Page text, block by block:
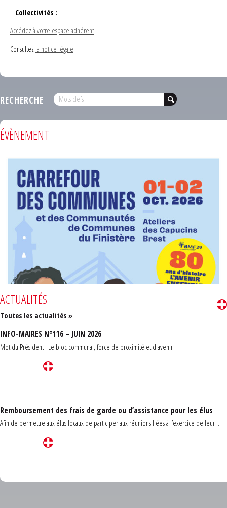
– Collectivités :
Accédez à votre espace adhérent
Consultez la notice légale
RECHERCHE
ÉVÈNEMENT
ACTUALITÉS
Toutes les actualités »
INFO-MAIRES N°116 – JUIN 2026
Mot du Président : Le bloc communal, force de proximité et d'avenir
Remboursement des frais de garde ou d’assistance pour les élus
Afin de permettre aux élus locaux de participer aux réunions liées à l’exercice de leur ...